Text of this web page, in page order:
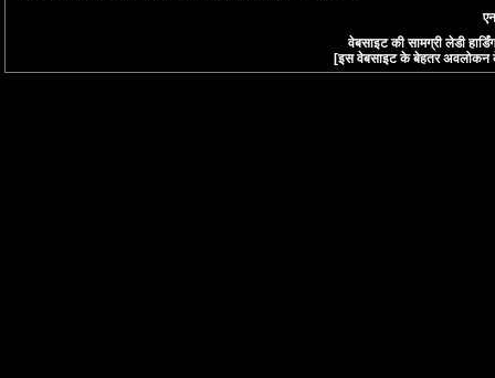
वेबसाइट की सामग्री लेडी
[इस वेबसाइट के बेहतर अवलोकन